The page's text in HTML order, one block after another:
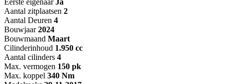
Eerste eigenaar Ja
Aantal zitplaatsen 2
Aantal Deuren 4
Bouwjaar 2024
Bouwmaand Maart
Cilinderinhoud 1.950 cc
Aantal cilinders 4
Max. vermogen 150 pk
Max. koppel 340 Nm